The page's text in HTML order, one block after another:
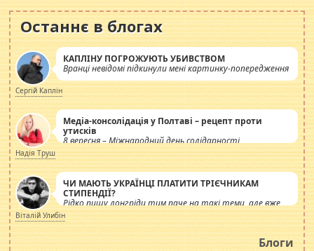
Останнє в блогах
КАПЛІНУ ПОГРОЖУЮТЬ УБИВСТВОМ
Вранці невідомі підкинули мені картинку-попередження
Сергій Каплін
Медіа-консолідація у Полтаві – рецепт проти
утисків
8 вересня – Міжнародний день солідарності
журналістів.
Надія Труш
ЧИ МАЮТЬ УКРАЇНЦІ ПЛАТИТИ ТРІЄЧНИКАМ
СТИПЕНДІЇ?
Рідко пишу лонгріди тим паче на такі теми, але вже
просто дістало! Обурюють сьогоднішні інсенуації
навколо стипендіального питання. Штучно
роздувається ще одна соціальна катастрофа.
Віталій Улибін
Блоги